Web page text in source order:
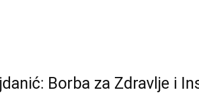
Borba za Zdravlje i